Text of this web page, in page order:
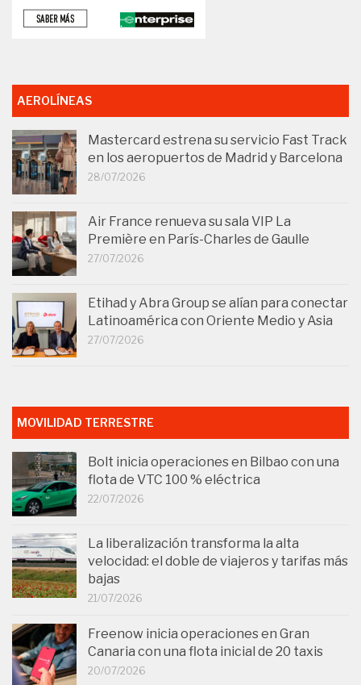
AEROLÍNEAS
Mastercard estrena su servicio Fast Track
en los aeropuertos de Madrid y Barcelona
28/07/2026
Air France renueva su sala VIP La
Première en París-Charles de Gaulle
27/07/2026
Etihad y Abra Group se alían para conectar
Latinoamérica con Oriente Medio y Asia
27/07/2026
MOVILIDAD TERRESTRE
Bolt inicia operaciones en Bilbao con una
flota de VTC 100 % eléctrica
22/07/2026
La liberalización transforma la alta
velocidad: el doble de viajeros y tarifas más
bajas
21/07/2026
Freenow inicia operaciones en Gran
Canaria con una flota inicial de 20 taxis
20/07/2026